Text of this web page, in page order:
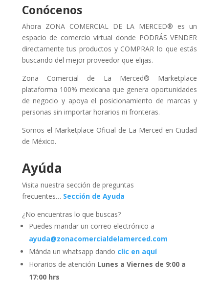
Conócenos
Ahora ZONA COMERCIAL DE LA MERCED® es un
espacio de comercio virtual donde PODRÁS VENDER
directamente tus productos y COMPRAR lo que estás
buscando del mejor proveedor que elijas.
Zona Comercial de La Merced® Marketplace
plataforma 100% mexicana que genera oportunidades
de negocio y apoya el posicionamiento de marcas y
personas sin importar horarios ni fronteras.
Somos el Marketplace Oficial de La Merced en Ciudad
de México.
Ayúda
Visita nuestra sección de preguntas
frecuentes… Sección de Ayuda
¿No encuentras lo que buscas?
Puedes mandar un correo electrónico a
ayuda@zonacomercialdelamerced.com
Mánda un whatsapp dando clic en aquí
Horarios de atención Lunes a Viernes de 9:00 a
17:00 hrs